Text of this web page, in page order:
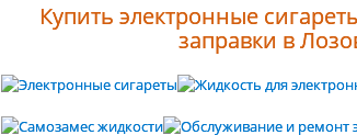
Купить электронные
заправки в